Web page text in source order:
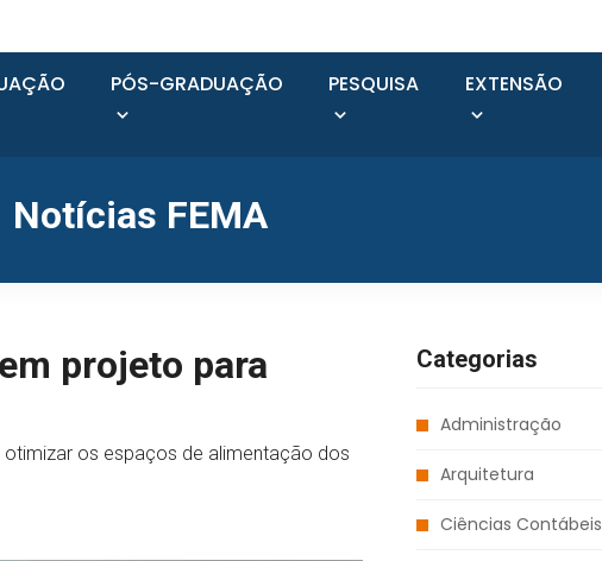
PÓS-GRADUAÇÃO PESQUISA EXTENSÃO
Notícias FEMA
projeto para
os espaços de alimentação dos
Categorias
Administração
Arquitetura
Ciências Contábeis